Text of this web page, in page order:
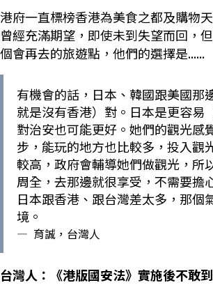
港府一直標榜香港為美食之都及購物
曾經充滿期望，即使未到失望而回，
個會再去的旅遊點，他們的選擇是......
有機會的話，日本、韓國跟美國那
就是沒有香港）對。日本是更容易
對治安也可能更好。她們的觀光感
步，能玩的地方也比較多，投入觀
較高，政府會輔導她們做觀光，所
周全，去那邊就很享受，不需要擔
日本跟香港、跟台灣差太多，那個
境。
— 育誠，台灣人
台灣人：《港版國安法》實施後不敢